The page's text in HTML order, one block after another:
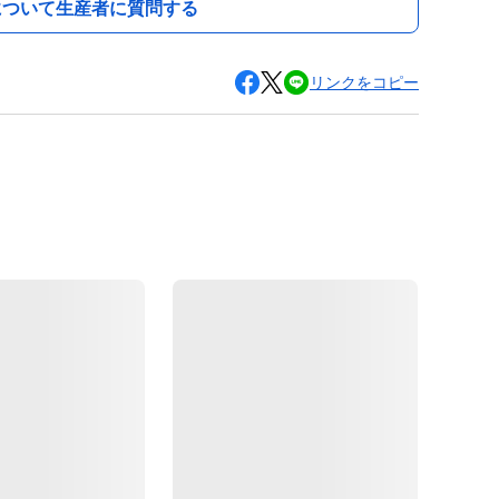
いて生産者に質問する
リンクをコピー